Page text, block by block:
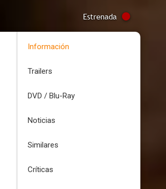
Estrenada
Información
Trailers
DVD / Blu-Ray
Noticias
Similares
Críticas